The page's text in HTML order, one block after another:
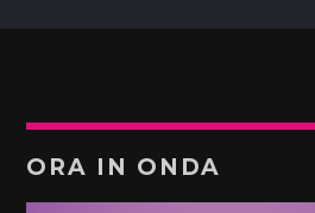
ORA IN ONDA